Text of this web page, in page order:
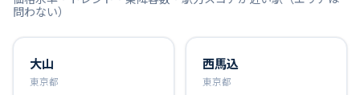
問わない）
大山
東京都
西馬込
東京都